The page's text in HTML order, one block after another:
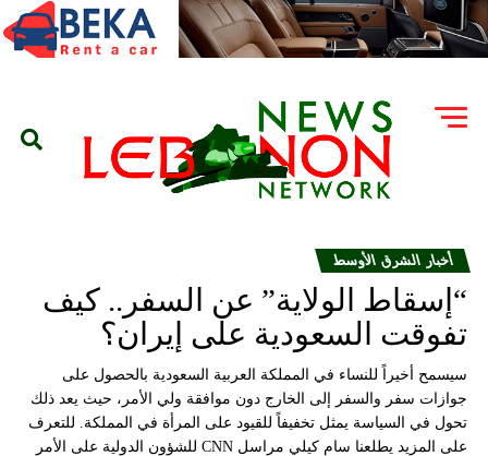
أخبار الشرق الأوسط
“إسقاط الولاية” عن السفر.. كيف
تفوقت السعودية على إيران؟
سيسمح أخيراً للنساء في المملكة العربية السعودية بالحصول على
جوازات سفر والسفر إلى الخارج دون موافقة ولي الأمر، حيث يعد ذلك
تحول في السياسة يمثل تخفيفاً للقيود على المرأة في المملكة. للتعرف
على المزيد يطلعنا سام كيلي مراسل CNN للشؤون الدولية على الأمر